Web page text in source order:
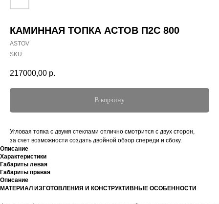
КАМИННАЯ ТОПКА АСТОВ П2С 800
ASTOV
SKU:
217000,00 р.
В корзину
Угловая топка с двумя стеклами отлично смотрится с двух сторон,
за счет возможности создать двойной обзор спереди и сбоку.
Описание
Характеристики
Габариты левая
Габариты правая
Описание
МАТЕРИАЛ ИЗГОТОВЛЕНИЯ И КОНСТРУКТИВНЫЕ ОСОБЕННОСТИ